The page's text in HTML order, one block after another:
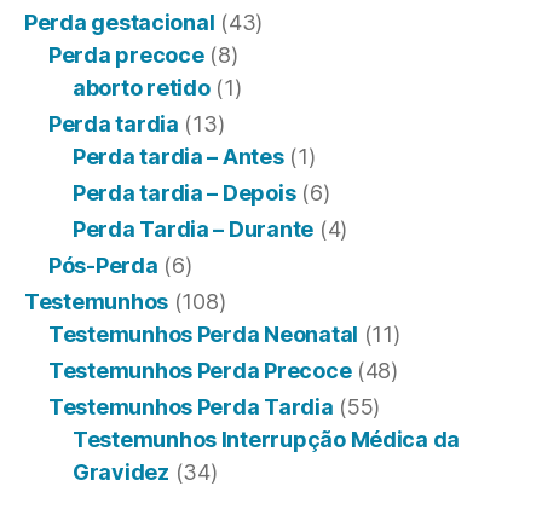
Perda gestacional (43)
Perda precoce(8)
aborto retido(1)
Perda tardia (13)
Perda tardia – Antes(1)
Perda tardia – Depois(6)
Perda Tardia – Durante (4)
Pós-Perda (6)
Testemunhos (108)
Testemunhos Perda Neonatal (11)
Testemunhos Perda Precoce(48)
Testemunhos Perda Tardia (55)
Testemunhos Interrupção Médica da
Gravidez (34)